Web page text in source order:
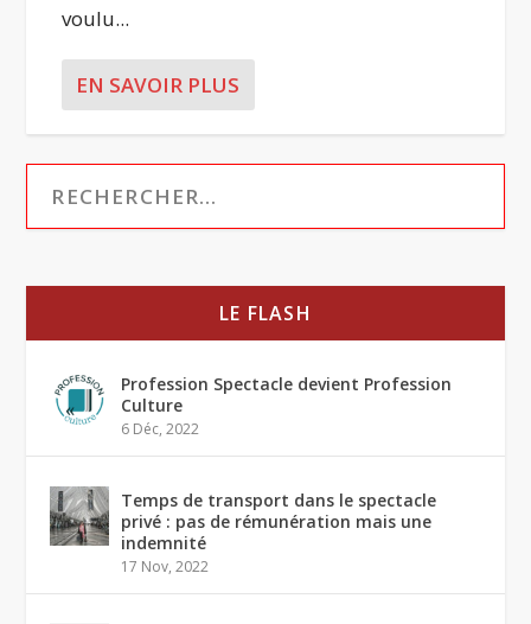
voulu...
EN SAVOIR PLUS
LE FLASH
Profession Spectacle devient Profession
Culture
6 Déc, 2022
Temps de transport dans le spectacle
privé : pas de rémunération mais une
indemnité
17 Nov, 2022